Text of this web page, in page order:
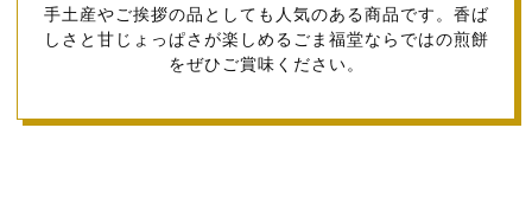
手土産やご挨拶の品としても人気のある商品です。香ば
しさと甘じょっぱさが楽しめるごま福堂ならではの煎餅
をぜひご賞味ください。